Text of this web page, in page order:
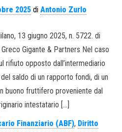
2025di Antonio Zurlo
13 giugno 2025, n. 5722. di
Gigante & Partners Nel caso
rifiuto opposto dall’intermediario
saldo di un rapporto fondi, di un
buono fruttifero proveniente dal
intestatario […]
Finanziario (ABF), Diritto